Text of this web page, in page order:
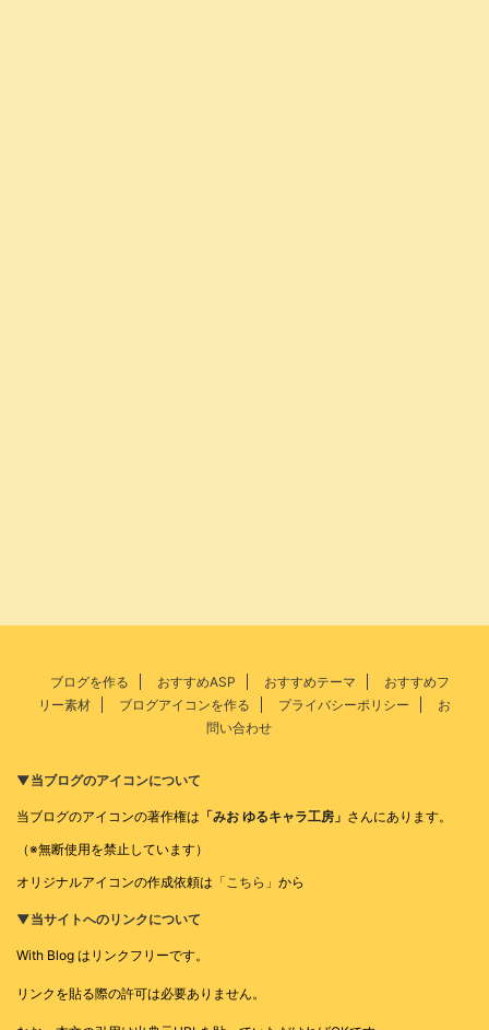
ブログを作る おすすめASP おすすめテーマ
おすすめフ
リー素材
ブログアイコンを作る プライバシーポリシー
お
問い合わせ
▼当ブログのアイコンについて
当ブログのアイコンの著作権は 「みお ゆるキャラ工房」 さんにあります。
（※無断使用を禁止しています）
オリジナルアイコンの作成依頼は 「こちら」 から
▼当サイトへのリンクについて
With Blog はリンクフリーです。
リンクを貼る際の許可は必要ありません。